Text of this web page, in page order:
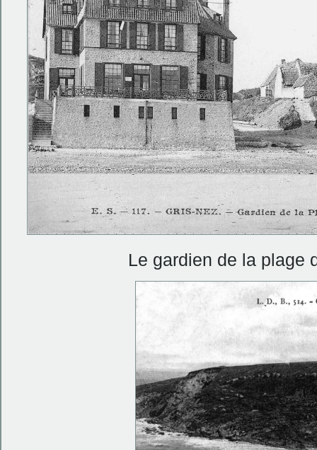
Le gardien de la plage